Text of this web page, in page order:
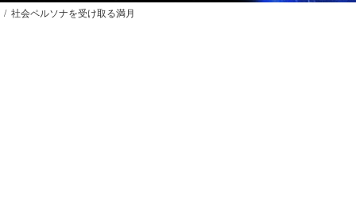
社会ペルソナを受け取る満月